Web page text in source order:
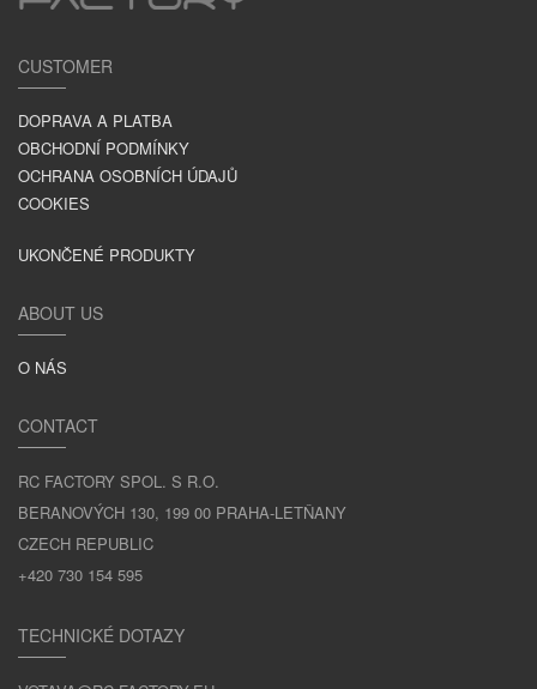
CUSTOMER
DOPRAVA A PLATBA
OBCHODNÍ PODMÍNKY
OCHRANA OSOBNÍCH ÚDAJŮ
COOKIES
UKONČENÉ PRODUKTY
ABOUT US
O NÁS
CONTACT
RC FACTORY SPOL. S R.O.
BERANOVÝCH 130, 199 00 PRAHA-LETŇANY
CZECH REPUBLIC
+420 730 154 595
TECHNICKÉ DOTAZY